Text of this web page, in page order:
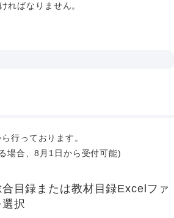
ればなりません。
行っております。
合、8月1日から受付可能)
目録または教材目録Excelファ
択